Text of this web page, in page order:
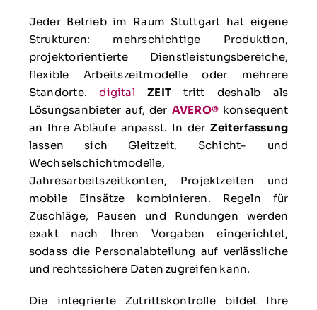
Jeder Betrieb im Raum Stuttgart hat eigene
Strukturen: mehrschichtige Produktion,
projektorientierte Dienstleistungsbereiche,
flexible Arbeitszeitmodelle oder mehrere
Standorte.digital ZEIT tritt deshalb als
Lösungsanbieter auf, der AVERO®konsequent
an Ihre Abläufe anpasst. In derZeiterfassung
lassen sich Gleitzeit, Schicht- und
Wechselschichtmodelle,
Jahresarbeitszeitkonten, Projektzeiten und
mobile Einsätze kombinieren. Regeln für
Zuschläge, Pausen und Rundungen werden
exakt nach Ihren Vorgaben eingerichtet,
sodass die Personalabteilung auf verlässliche
und rechtssichere Daten zugreifen kann.
Die integrierte Zutrittskontrolle bildet Ihre